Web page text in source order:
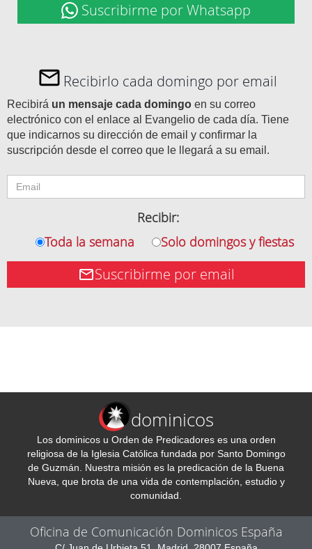
Suscribirme por Whatsapp
Recibirlo cada domingo por email
Recibirá un mensaje cada domingo en su correo
electrónico con el enlace al Evangelio de cada día. Tiene
que indicarnos su dirección de email y confirmar la
suscripción desde el correo que le llegará a su email.
Recibir:
Toda la semana
Solo domingos y fiestas
Suscribirme por email
dominicos
Los dominicos u Orden de Predicadores es una orden
religiosa de la Iglesia Católica fundada por Santo Domingo
de Guzmán. Nuestra misión es la predicación de la Buena
Nueva, que brota de una vida de contemplación, estudio y
comunidad.
Oficina de Comunicación Dominicos España